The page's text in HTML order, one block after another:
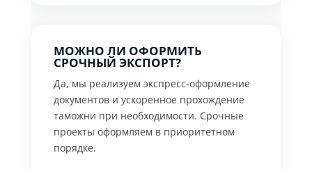
МОЖНО ЛИ ОФОРМИТЬ
СРОЧНЫЙ ЭКСПОРТ?
Да, мы реализуем экспресс‑оформление
документов и ускоренное прохождение
таможни при необходимости. Срочные
проекты оформляем в приоритетном
порядке.